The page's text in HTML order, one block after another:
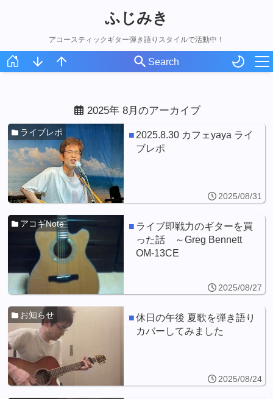
ふじみき
アコースティックギター弾き語りスタイルで活動中！
スケジュール
オリジナル曲
アコギ録
2025年 8月のアーカイブ
2025.8.30 カフェyaya ライ
ブレポ
ライブレポ
2025/08/31
ライブ即戦力のギターを買
った話 ～Greg Bennett
OM-13CE
アコギNote
2025/08/27
休日の午後 夏歌を弾き語り
カバーしてみました
お知らせ
2025/08/24